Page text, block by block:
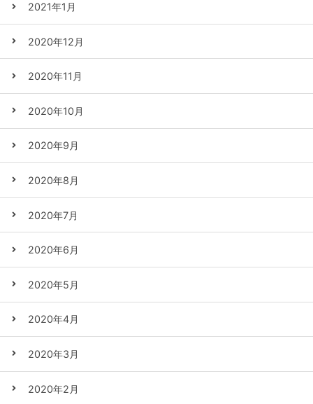
2021年1月
2020年12月
2020年11月
2020年10月
2020年9月
2020年8月
2020年7月
2020年6月
2020年5月
2020年4月
2020年3月
2020年2月